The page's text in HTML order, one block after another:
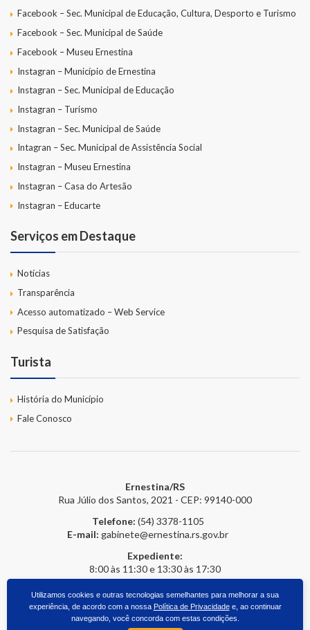
Facebook – Sec. Municipal de Educação, Cultura, Desporto e Turismo
Facebook – Sec. Municipal de Saúde
Facebook – Museu Ernestina
Instagran – Município de Ernestina
Instagran – Sec. Municipal de Educação
Instagran – Turismo
Instagran – Sec. Municipal de Saúde
Intagran – Sec. Municipal de Assistência Social
Instagran – Museu Ernestina
Instagran – Casa do Artesão
Instagran – Educarte
Serviços em Destaque
Notícias
Transparência
Acesso automatizado – Web Service
Pesquisa de Satisfação
Turista
História do Município
Fale Conosco
Ernestina/RS
Rua Júlio dos Santos, 2021 - CEP: 99140-000
Telefone: (54) 3378-1105
E-mail: gabinete@ernestina.rs.gov.br
Expediente:
8:00 às 11:30 e 13:30 às 17:30
2026 © Prefeitura Online- Todos os direitos reservados.
Utilizamos cookies e outras tecnologias semelhantes para melhorar a sua
experiência, de acordo com a nossa Política de Privacidadee, ao continuar
navegando, você concorda com estas condições.